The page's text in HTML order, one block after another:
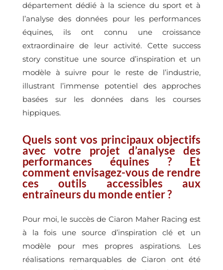
département dédié à la science du sport et à
l’analyse des données pour les performances
équines, ils ont connu une croissance
extraordinaire de leur activité. Cette success
story constitue une source d’inspiration et un
modèle à suivre pour le reste de l’industrie,
illustrant l’immense potentiel des approches
basées sur les données dans les courses
hippiques.
Quels sont vos principaux objectifs
avec votre projet d’analyse des
performances équines ? Et
comment envisagez-vous de rendre
ces outils accessibles aux
entraîneurs du monde entier ?
Pour moi, le succès de Ciaron Maher Racing est
à la fois une source d’inspiration clé et un
modèle pour mes propres aspirations. Les
réalisations remarquables de Ciaron ont été